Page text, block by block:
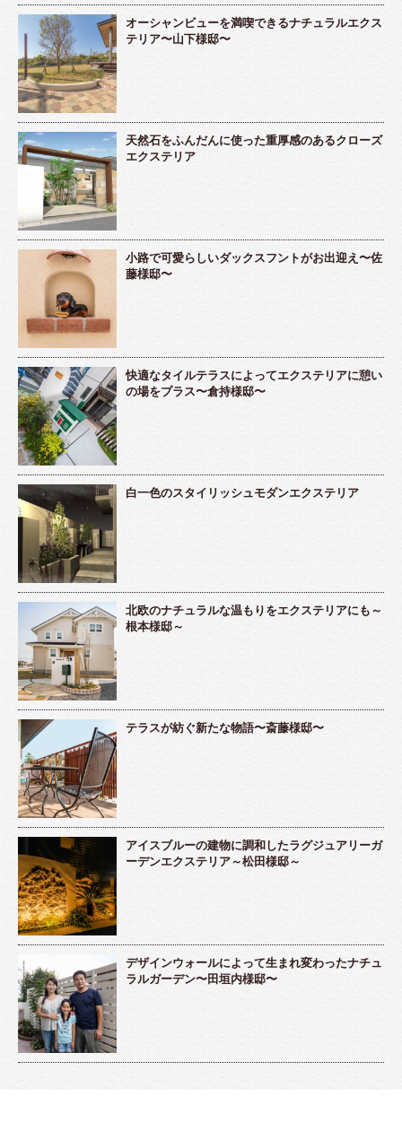
オーシャンビューを満喫できるナチュラルエクス
テリア〜山下様邸〜
天然石をふんだんに使った重厚感のあるクローズ
エクステリア
小路で可愛らしいダックスフントがお出迎え〜佐
藤様邸〜
快適なタイルテラスによってエクステリアに憩い
の場をプラス〜倉持様邸〜
白一色のスタイリッシュモダンエクステリア
北欧のナチュラルな温もりをエクステリアにも～
根本様邸～
テラスが紡ぐ新たな物語〜斎藤様邸〜
アイスブルーの建物に調和したラグジュアリーガ
ーデンエクステリア～松田様邸～
デザインウォールによって生まれ変わったナチュ
ラルガーデン〜田垣内様邸〜